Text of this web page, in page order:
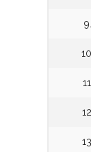
9.
10.
11.
12.
13.